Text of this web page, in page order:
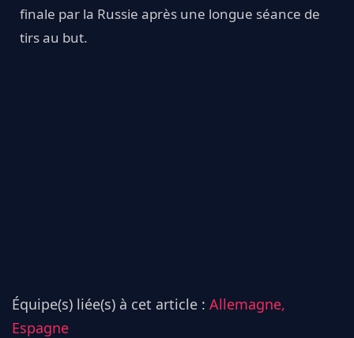
finale par la Russie après une longue séance de
tirs au but.
Équipe(s) liée(s) à cet article : Allemagne,
Espagne